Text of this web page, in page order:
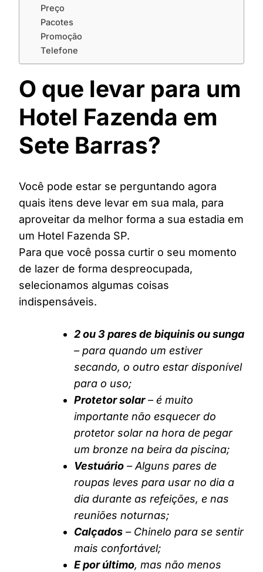
Preço
Pacotes
Promoção
Telefone
O que levar para um
Hotel Fazenda em
Sete Barras?
Você pode estar se perguntando agora
quais itens deve levar em sua mala, para
aproveitar da melhor forma a sua estadia em
um Hotel Fazenda SP.
Para que você possa curtir o seu momento
de lazer de forma despreocupada,
selecionamos algumas coisas
indispensáveis.
2 ou 3 pares de biquinis ou sunga
– para quando um estiver
secando, o outro estar disponível
para o uso;
Protetor solar– é muito
importante não esquecer do
protetor solar na hora de pegar
um bronze na beira da piscina;
Vestuário – Alguns pares de
roupas leves para usar no dia a
dia durante as refeições, e nas
reuniões noturnas;
Calçados – Chinelo para se sentir
mais confortável;
E por último, mas não menos